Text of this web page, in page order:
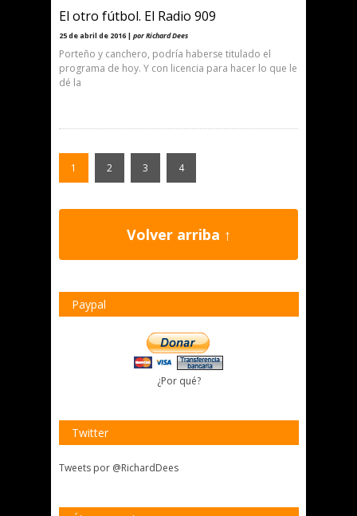
El otro fútbol. El Radio 909
25 de abril de 2016 | por Richard Dees
Porteño y canchero, podría haberse titulado el
programa de hoy. Y con licencia para hacer lo que le
dé la
1 2 3 4
Volver arriba ↑
Paypal
¿Por qué?
Twitter
Tweets por @RichardDees